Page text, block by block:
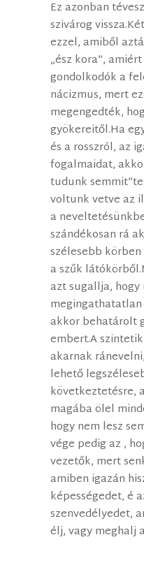
Ez azonban
szivárog
ezzel, amiből
„ész kora”,
gondolkodók a
nácizmus, mert
megengedték,
gyökereitől.Ha
és a rosszról, az
fogalmaidat,
tudunk
voltunk vetve az
a
szándékosan rá
szélesebb
a szűk
azt sugallja, hogy
akkor behatárolt
embert.A
akarnak
lehető
következtetésre,
magába ölel
hogy nem lesz
vége pedig az ,
vezetők, mert
amiben igazán
képességedet, é
szenvedélyedet,
élj, vagy meghalj